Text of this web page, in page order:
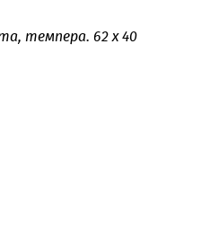
, темпера. 62 х 40